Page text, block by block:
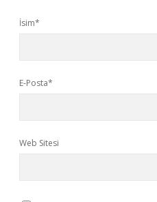
İsim*
E-Posta*
Web Sitesi